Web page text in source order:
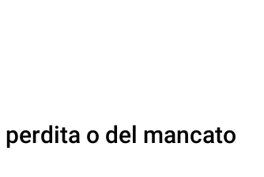
o del mancato